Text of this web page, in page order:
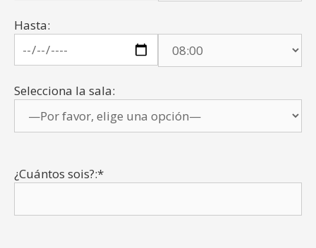
Hasta:
Selecciona la sala:
¿Cuántos sois?:*